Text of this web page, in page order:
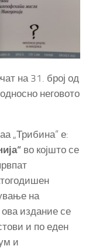
на 31. број од
неговото
„Трибина“ е:
во којшто се
на
издание се
и по еден
и